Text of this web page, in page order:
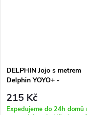
DELPHIN Jojo s metrem
Delphin YOYO+ -
215 Kč
Expedujeme do 24h domů